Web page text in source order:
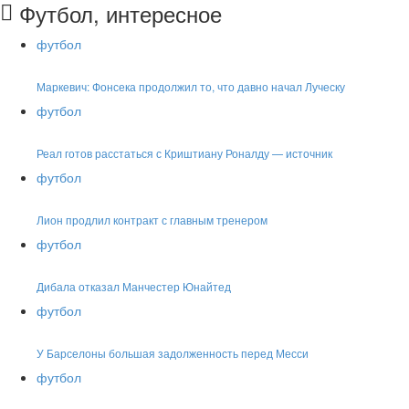
Футбол, интересное
футбол
Маркевич: Фонсека продолжил то, что давно начал Луческу
футбол
Реал готов расстаться с Криштиану Роналду — источник
футбол
Лион продлил контракт с главным тренером
футбол
Дибала отказал Манчестер Юнайтед
футбол
У Барселоны большая задолженность перед Месси
футбол